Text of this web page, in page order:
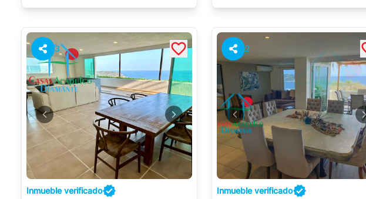
3
Inmueble verificado
2
Inmueble verificado